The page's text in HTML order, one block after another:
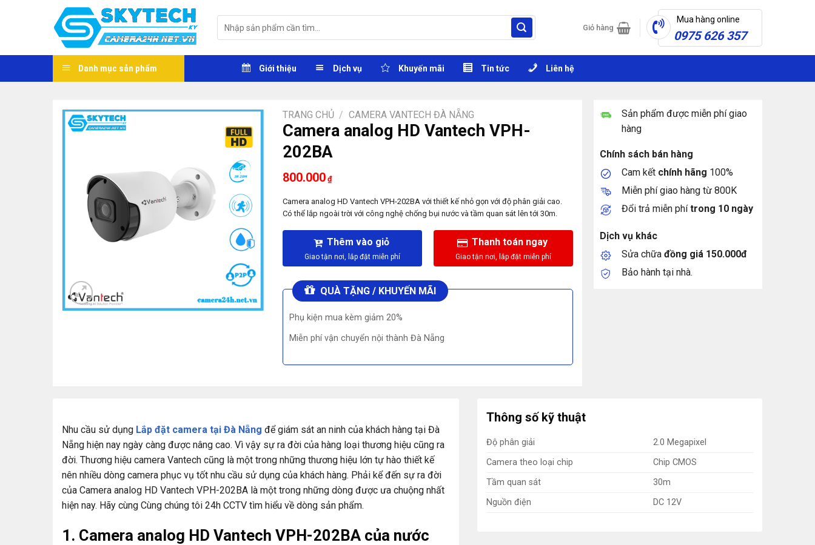
kiếm:
Giỏ hàng
Mua hàng online
0975 626 357
Danh mục sản phẩm Giới thiệu Dịch vụ Khuyến mãi Tin tức Liên hệ
TRANG CHỦ / CAMERA VANTECH ĐÀ NẴNG
Camera analog HD Vantech VPH-
202BA
800.000 ₫
Camera analog HD Vantech VPH-202BA với thiết kế nhỏ gọn với độ phân giải cao.
Có thể lắp ngoài trời với công nghệ chống bụi nước và tầm quan sát lên tới 30m.
Thêm vào giỏ Thanh toán ngay
QUÀ TẶNG / KHUYẾN MÃI
Phụ kiện mua kèm giảm 20%
Miễn phí vận chuyển nội thành Đà Nẵng
Sản phẩm được miễn phí giao
hàng
Chính sách bán hàng
Cam kết chính hãng 100%
Miễn phí giao hàng từ 800K
Đổi trả miễn phítrong 10 ngày
Dịch vụ khác
Sửa chữađồng giá 150.000đ
Bảo hành tại nhà.
Nhu cầu sử dụng Lắp đặt camera tại Đà Nẵng để giám sát an ninh của khách hàng tại Đà
Nẵng hiện nay ngày càng được nâng cao. Vì vậy sự ra đời của hàng loại thương hiệu cũng ra
đời. Thương hiệu camera Vantech cũng là một trong những thương hiệu lớn tự hào thiết kế
nên nhiều dòng camera phục vụ tốt nhu cầu sử dụng của khách hàng. Phải kể đến sự ra đời
của Camera analog HD Vantech VPH-202BA là một trong những dòng được ưa chuộng nhất
hiện nay. Hãy cùng Cùng chúng tôi 24h CCTV tìm hiểu về dòng sản phẩm.
1. Camera analog HD Vantech VPH-202BA của nước
Thông số kỹ thuật
Độ phân giải
2.0 Megapixel
Camera theo loại chip
Chip CMOS
Tầm quan sát
30m
Nguồn điện
DC 12V